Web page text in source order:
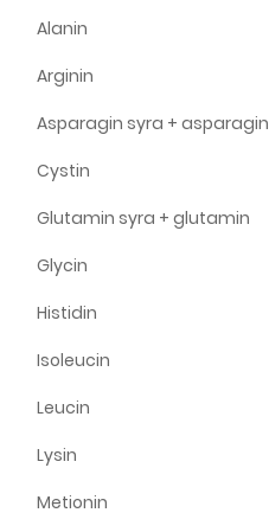
Alanin
Arginin
Asparagin syra + asparagin
Cystin
Glutamin syra + glutamin
Glycin
Histidin
Isoleucin
Leucin
Lysin
Metionin